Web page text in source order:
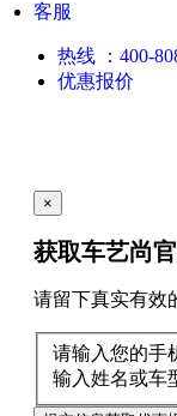
客服
热线
：400-
优惠报价
×
获取车艺尚
请留下真实有效
请输入您的手
输入姓名或车